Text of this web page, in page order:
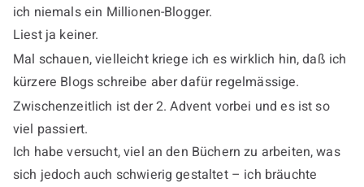
ich niemals ein Millionen-Blogger.
Liest ja keiner.
Mal schauen, vielleicht kriege ich es wirklich hin, daß ich
kürzere Blogs schreibe aber dafür regelmässige.
Zwischenzeitlich ist der 2. Advent vorbei und es ist so
viel passiert.
Ich habe versucht, viel an den Büchern zu arbeiten, was
sich jedoch auch schwierig gestaltet – ich bräuchte